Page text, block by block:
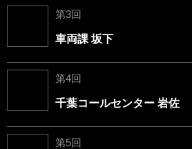
第3回
車両課 坂下
第4回
千葉コールセンター 岩佐
第5回